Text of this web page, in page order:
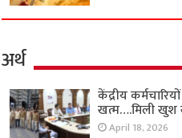
अर्थ
केंद्रीय
खत्म….मिली खुश
April 18, 2026